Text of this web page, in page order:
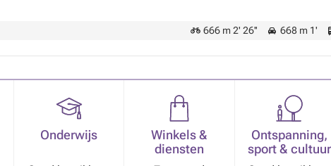
666 m 2' 26'' 668 m 1'
Onderwijs
Winkels &
diensten
Ontspanning,
sport & cultuur